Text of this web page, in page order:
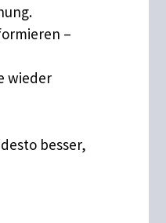
–
wieder
besser,